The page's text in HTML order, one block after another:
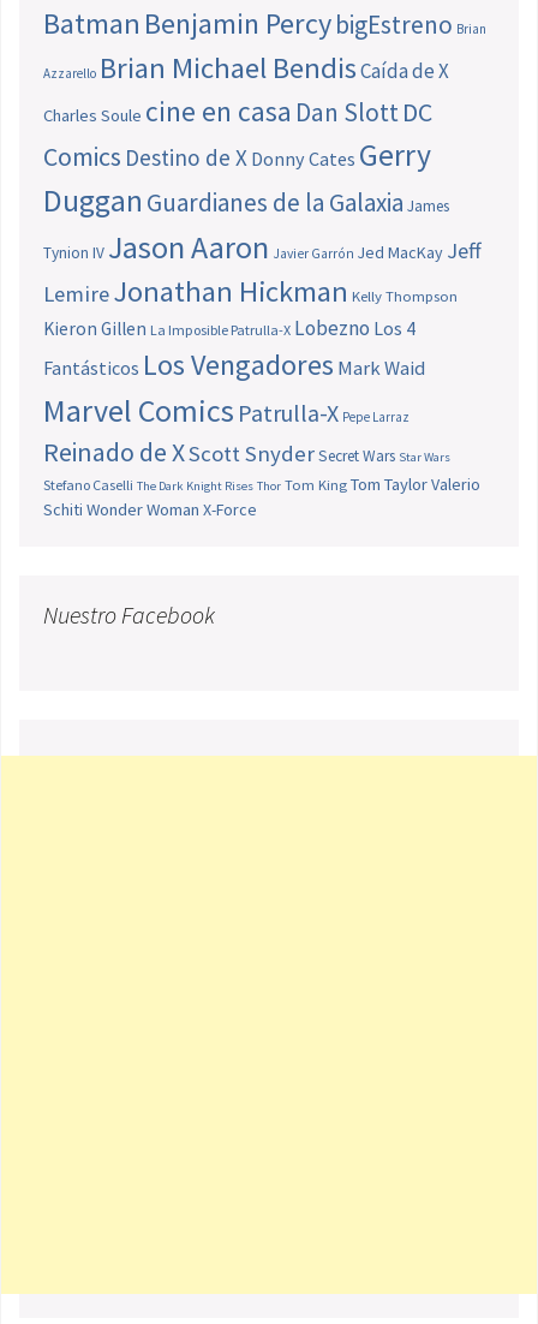
Batman Benjamin PercybigEstreno Brian
Azzarello Brian Michael BendisCaída de X
Charles Soule cine en casa Dan SlottDC
Comics Destino de X Donny Cates Gerry
Duggan Guardianes de la Galaxia James
Tynion IV Jason Aaron Javier Garrón Jed MacKay Jeff
LemireJonathan Hickman Kelly Thompson
Kieron Gillen La Imposible Patrulla-X Lobezno Los 4
Fantásticos Los Vengadores Mark Waid
Marvel Comics Patrulla-X Pepe Larraz
Reinado de XScott SnyderSecret Wars Star Wars
Stefano Caselli The Dark Knight Rises Thor Tom King Tom TaylorValerio
Schiti Wonder Woman X-Force
Nuestro Facebook